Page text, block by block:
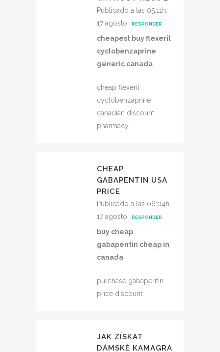
Publicado a las 05:11h,
17 agosto
RESPONDER
cheapest buy flexeril
cyclobenzaprine
generic canada
cheap flexeril
cyclobenzaprine
canadian discount
pharmacy
CHEAP
GABAPENTIN USA
PRICE
Publicado a las 06:04h,
17 agosto
RESPONDER
buy cheap
gabapentin cheap in
canada
purchase gabapentin
price discount
JAK ZÍSKAT
DÁMSKÉ KAMAGRA